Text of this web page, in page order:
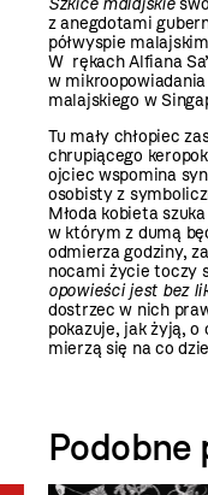
Szkice malajskie
z anegdotami
półwyspie
W rękach Alfiana
w
malajskiego w
Tu mały chłopiec
chrupiącego
ojciec wspomina
osobisty z
Młoda kobieta
w którym z dumą
odmierza godziny,
nocami życie toczy
opowieści jest bez
dostrzec w nich
pokazuje, jak żyją,
mierzą się na co